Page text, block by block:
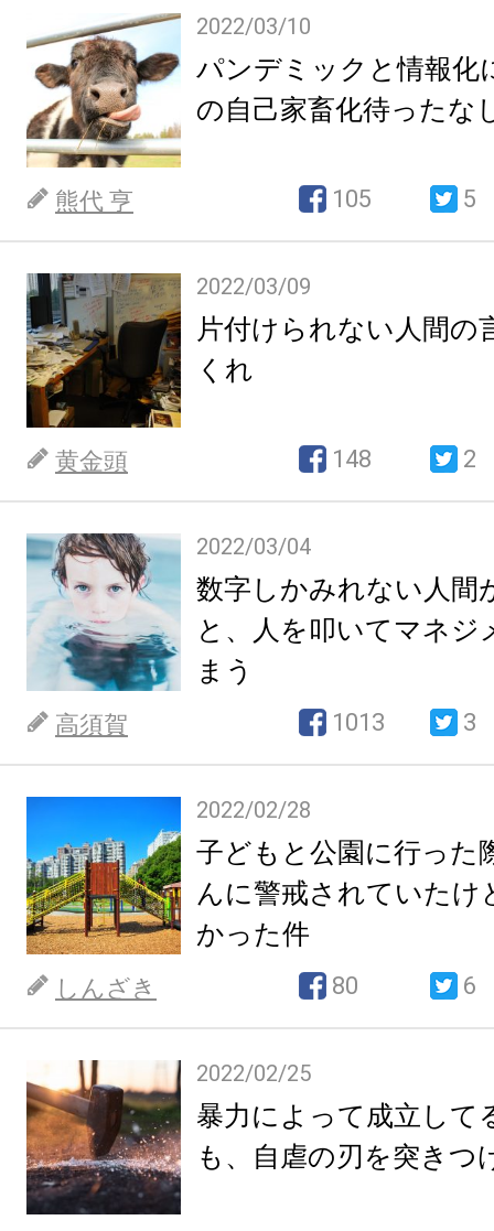
2022/03/10
パンデミックと情報化
の自己家畜化待ったな
熊代 亨 105 5
2022/03/09
片付けられない人間の
くれ
黄金頭 148 2
2022/03/04
数字しかみれない人間
と、人を叩いてマネジ
まう
高須賀 1013 3
2022/02/28
子どもと公園に行った
んに警戒されていたけ
かった件
しんざき 80 6
2022/02/25
暴力によって成立して
も、自虐の刃を突きつ